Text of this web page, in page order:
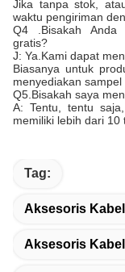
Jika tanpa stok,
waktu pengiriman
Q4 .Bisakah Anda
gratis?
J: Ya.Kami dapat
Biasanya untuk
menyediakan
Q5.Bisakah saya
A: Tentu, tentu
memiliki lebih dari 10
Tag:
Aksesoris
Aksesoris